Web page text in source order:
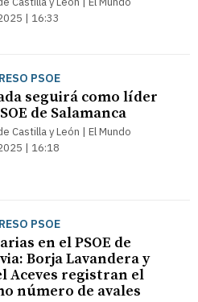
| 16:33
PSOE
seguirá como líder
de Salamanca
Castilla y León | El Mundo
| 16:18
PSOE
en el PSOE de
Borja Lavandera y
Aceves registran el
número de avales